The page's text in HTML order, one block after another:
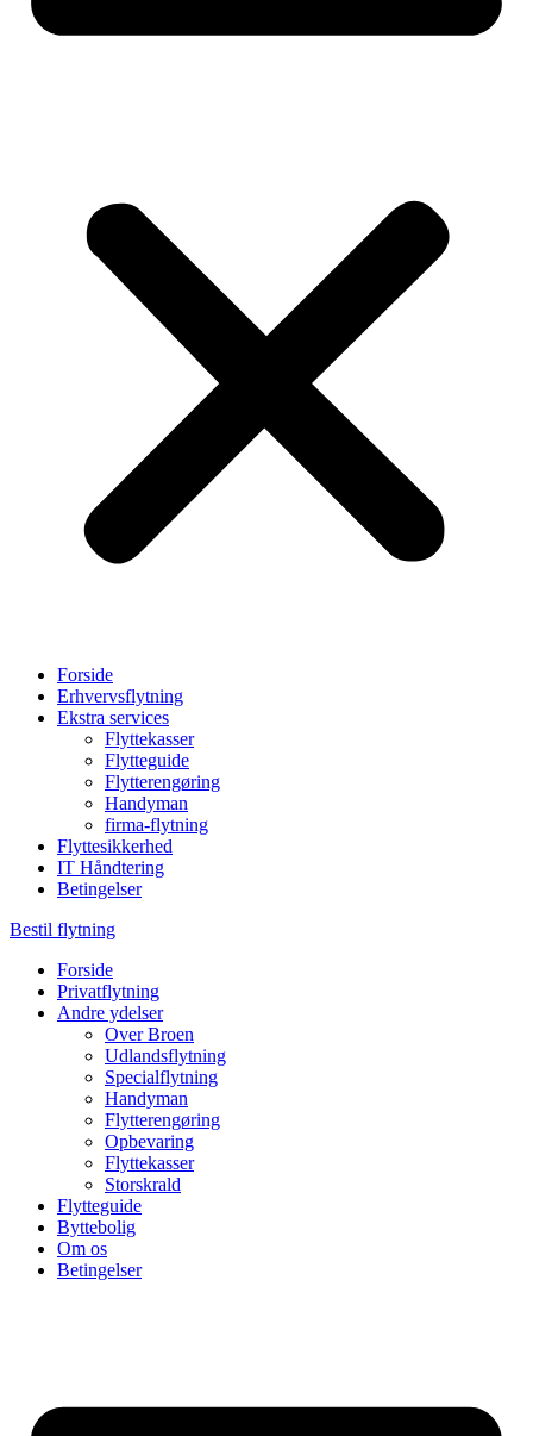
Forside
Erhvervsflytning
Ekstra services
Flyttekasser
Flytteguide
Flytterengøring
Handyman
firma-flytning
Flyttesikkerhed
IT Håndtering
Betingelser
Bestil flytning
Forside
Privatflytning
Andre ydelser
Over Broen
Udlandsflytning
Specialflytning
Handyman
Flytterengøring
Opbevaring
Flyttekasser
Storskrald
Flytteguide
Byttebolig
Om os
Betingelser